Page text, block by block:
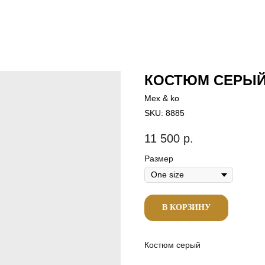
КОСТЮМ
Mex & ko
SKU: 8885
11 500 р.
Размер
В КОРЗИНУ
Костюм серый